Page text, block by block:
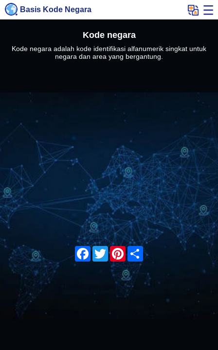
Basis Kode Negara
Kode negara
Kode negara adalah kode identifikasi alfanumerik singkat untuk
negara dan area yang bergantung.
Facebook
TwitterPinterest
Share